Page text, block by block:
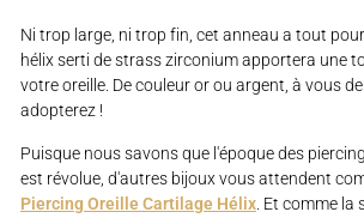
Ni trop large, ni trop fin, cet anneau a tout
hélix serti de strass zirconium apportera une
votre oreille. De couleur or ou argent, à vous
adopterez !
Puisque nous savons que l'époque des
est révolue, d'autres bijoux vous attendent
Piercing Oreille Cartilage Hélix. Et comme la